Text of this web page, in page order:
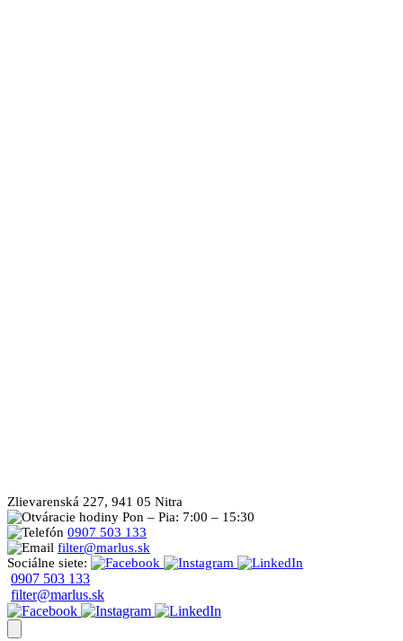
Zlievarenská 227, 941 05 Nitra
Pon – Pia: 7:00 – 15:30
0907 503 133
filter@marlus.sk
Sociálne siete:
0907 503 133
filter@marlus.sk